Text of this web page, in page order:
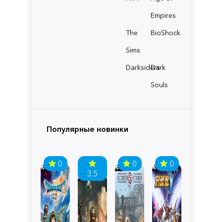
Empires
The
Sims
BioShock
Darksiders
Dark
Souls
Популярные новинки
0
3.5
0 0